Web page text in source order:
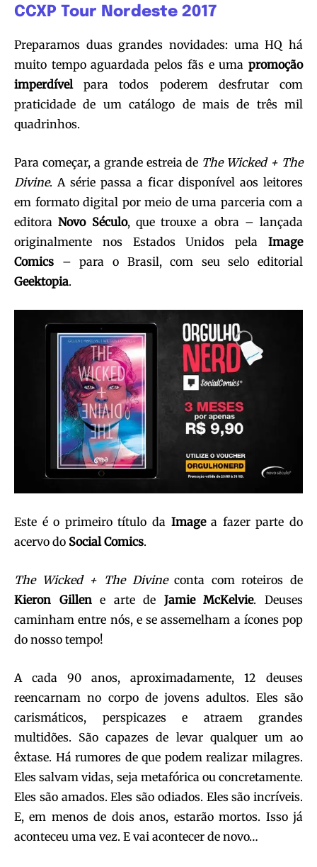
CCXP Tour Nordeste 2017
Preparamos duas grandes novidades: uma HQ há
muito tempo aguardada pelos fãs e uma promoção
imperdívelpara todos poderem desfrutar com
praticidade de um catálogo de mais de três mil
quadrinhos.
Para começar, a grande estreia de The Wicked + The
Divine. A série passa a ficar disponível aos leitores
em formato digital por meio de uma parceria com a
editoraNovo Século, que trouxe a obra – lançada
originalmente nos Estados Unidos pela Image
Comics – para o Brasil, com seu selo editorial
Geektopia.
Este é o primeiro título da Imagea fazer parte do
acervo do Social Comics.
The Wicked + The Divineconta com roteiros de
Kieron Gillene arte de Jamie McKelvie. Deuses
caminham entre nós, e se assemelham a ícones pop
do nosso tempo!
A cada 90 anos, aproximadamente, 12 deuses
reencarnam no corpo de jovens adultos. Eles são
carismáticos, perspicazes e atraem grandes
multidões. São capazes de levar qualquer um ao
êxtase. Há rumores de que podem realizar milagres.
Eles salvam vidas, seja metafórica ou concretamente.
Eles são amados. Eles são odiados. Eles são incríveis.
E, em menos de dois anos, estarão mortos. Isso já
aconteceu uma vez. E vai acontecer de novo…